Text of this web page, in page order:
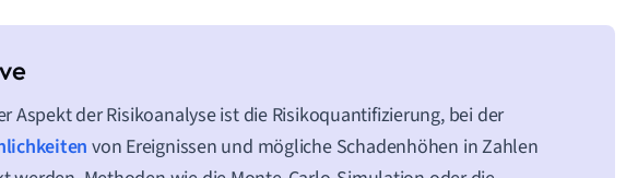
Aspekt der Risikoanalyse ist die Risikoquantifizierung, bei der
von Ereignissen und mögliche Schadenhöhen in Zahlen